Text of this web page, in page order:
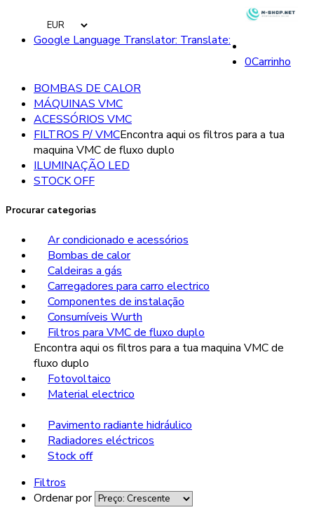
Google Language Translator: Translate:
0Carrinho
BOMBAS DE CALOR
MÁQUINAS VMC
ACESSÓRIOS VMC
FILTROS P/ VMCEncontra aqui os filtros para a tua
maquina VMC de fluxo duplo
ILUMINAÇÃO LED
STOCK OFF
Procurar categorias
Ar condicionado e acessórios
Bombas de calor
Caldeiras a gás
Carregadores para carro electrico
Componentes de instalação
Consumíveis Wurth
Filtros para VMC de fluxo duplo
Encontra aqui os filtros para a tua maquina VMC de
fluxo duplo
Fotovoltaico
Material electrico
Pavimento radiante hidráulico
Radiadores eléctricos
Stock off
Filtros
Ordenar por